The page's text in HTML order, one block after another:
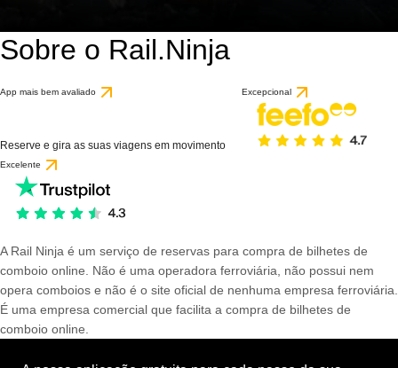
Sobre o Rail.Ninja
App mais bem avaliado
Reserve e gira as suas viagens em movimento
Excepcional
Excelente
A Rail Ninja é um serviço de reservas para compra de bilhetes de
comboio online. Não é uma operadora ferroviária, não possui nem
opera comboios e não é o site oficial de nenhuma empresa ferroviária.
É uma empresa comercial que facilita a compra de bilhetes de
comboio online.